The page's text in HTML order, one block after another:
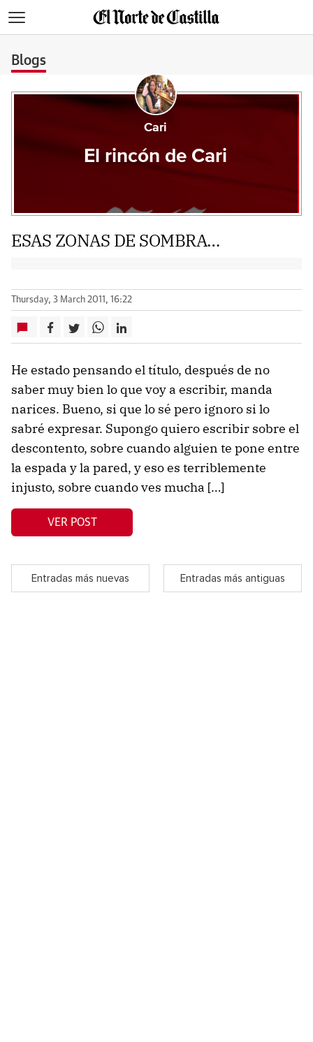
Blogs
Cari
El rincón de Cari
ESAS ZONAS DE SOMBRA…
Thursday, 3 March 2011, 16:22
He estado pensando el título, después de no
saber muy bien lo que voy a escribir, manda
narices. Bueno, si que lo sé pero ignoro si lo
sabré expresar. Supongo quiero escribir sobre el
descontento, sobre cuando alguien te pone entre
la espada y la pared, y eso es terriblemente
injusto, sobre cuando ves mucha […]
VER POST
Entradas más nuevas Entradas más antiguas